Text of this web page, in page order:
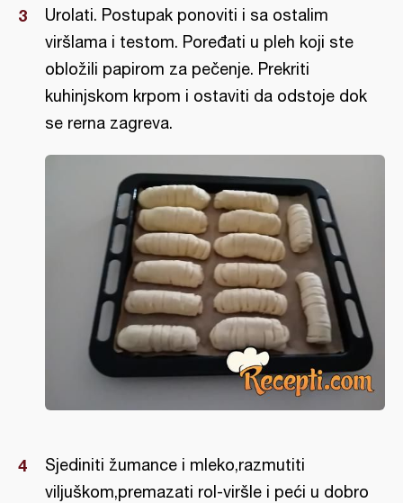
Urolati. Postupak ponoviti i sa ostalim
viršlama i testom. Poređati u pleh koji ste
obložili papirom za pečenje. Prekriti
kuhinjskom krpom i ostaviti da odstoje dok
se rerna zagreva.
Sjediniti žumance i mleko,razmutiti
viljuškom,premazati rol-viršle i peći u dobro